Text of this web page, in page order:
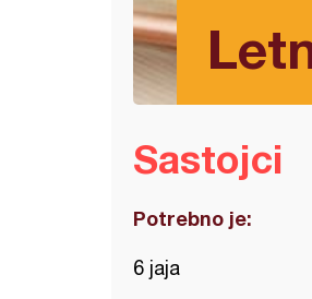
Sastojci
Potrebno je:
6 jaja